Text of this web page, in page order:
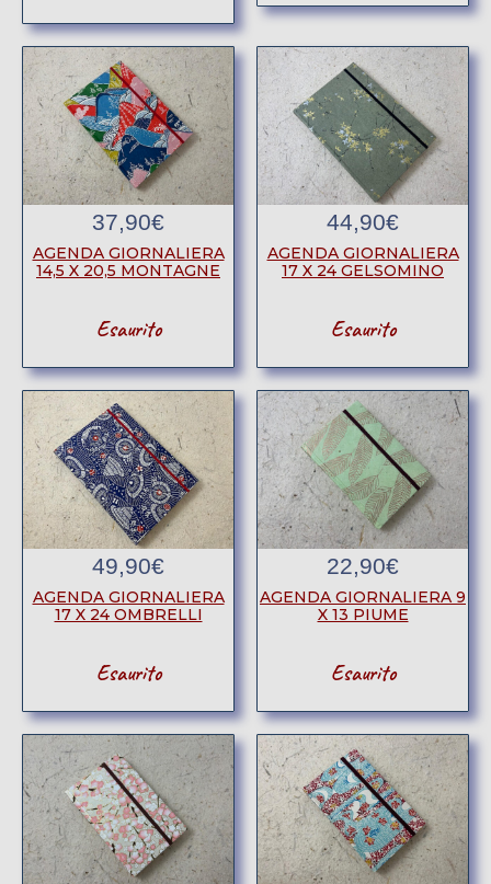
37,90€
AGENDA GIORNALIERA
14,5 X 20,5 MONTAGNE
Esaurito
44,90€
AGENDA GIORNALIERA
17 X 24 GELSOMINO
Esaurito
49,90€
AGENDA GIORNALIERA
17 X 24 OMBRELLI
Esaurito
22,90€
AGENDA GIORNALIERA 9
X 13 PIUME
Esaurito